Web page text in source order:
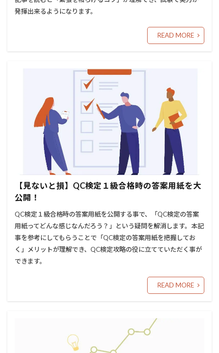
発揮出来るようになります。
READ MORE
【見ないと損】QC検定１級合格時の答案用紙を大
公開！
QC検定１級合格時の答案用紙を公開する事で、「QC検定の答案
用紙ってどんな感じなんだろう？」という疑問を解消します。本記
事を参考にしてもらうことで「QC検定の答案用紙を把握してお
く」メリットが理解でき、QC検定攻略の役に立てていただく事が
できます。
READ MORE